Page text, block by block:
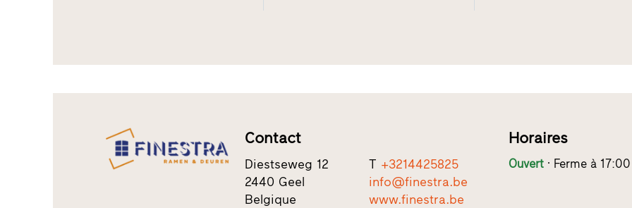
Contact
Diestseweg 12
2440 Geel
Belgique
T +3214425825
info@finestra.be
www.finestra.be
Horaires
Ouvert Ferme à 17:00